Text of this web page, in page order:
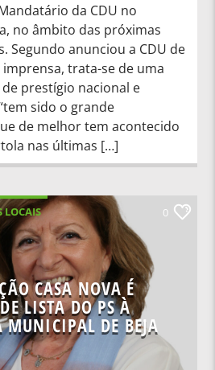
da CDU no
no âmbito das próximas
Segundo anunciou a CDU de
trata-se de uma
prestígio nacional e
sido o grande
de melhor tem acontecido
nas últimas […]
LOCAIS
0
CASA NOVA É
LISTA DO PS À
MUNICIPAL DE BEJA